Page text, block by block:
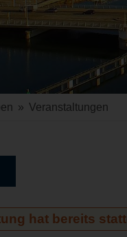
» Veranstaltungen
hat bereits